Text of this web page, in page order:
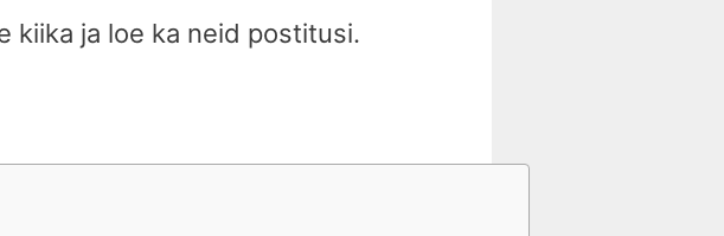
kiika ja loe ka neid postitusi.